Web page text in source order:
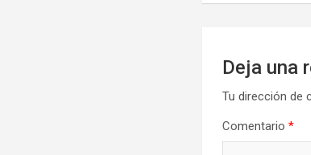
Deja una
Tu dirección de
Comentario*